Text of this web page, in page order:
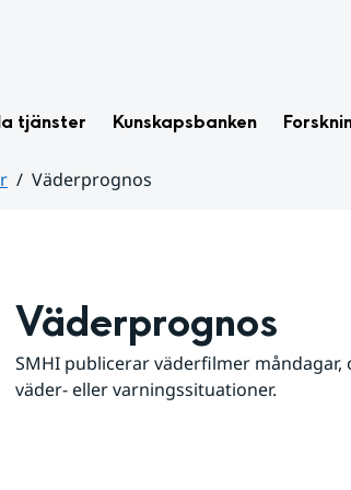
tjänster Kunskapsbanken
Väderprognos
Väderprognos
SMHI publicerar väderfilmer
väder- eller varningssituationer.